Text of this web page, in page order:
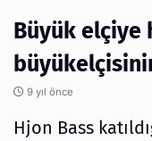
Büyük elçiye
9 yıl önce
Hjon Bass